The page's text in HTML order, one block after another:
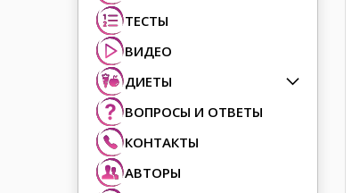
ТЕСТЫ
ВИДЕО
ДИЕТЫ
ВОПРОСЫ И ОТВЕТЫ
КОНТАКТЫ
АВТОРЫ